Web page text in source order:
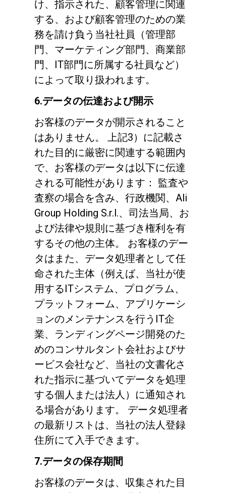
け、指示された、顧客管理に関連
する、および顧客管理のための業
務を請け負う当社社員（管理部
門、マーケティング部門、商業部
門、IT部門に所属する社員など）
によって取り扱われます。
6.データの伝達および開示
お客様のデータが開示されること
はありません。 上記3）に記載さ
れた目的に厳密に関連する範囲内
で、お客様のデータは以下に伝達
される可能性があります： 監査や
査察の場合を含み、行政機関、Ali
Group Holding S.r.l.、司法当局、お
よび法律や規則に基づき権利を有
するその他の主体。 お客様のデー
タはまた、データ処理者として任
命された主体（例えば、当社が使
用するITシステム、プログラム、
プラットフォーム、アプリケーシ
ョンのメンテナンスを行うIT企
業、ランディングページ開発のた
めのコンサルタント会社およびサ
ービス会社など、当社の文書化さ
れた指示に基づいてデータを処理
する個人または法人）に通知され
る場合があります。 データ処理者
の最新リストは、当社の法人登録
住所にて入手できます。
7.データの保存期間
お客様のデータは、収集された目